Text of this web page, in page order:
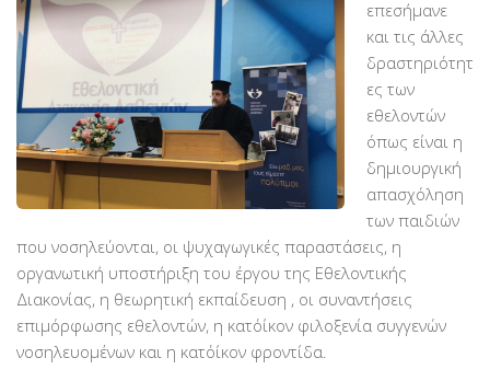
Διακονία Κατ οίκον
Φιλοξενία Κατ οίκον
Συνεργαζόμενοι Φορείς
Εκδηλώσεις
Ανακοινώσεις
Αρχείο Ανακοινώσεων
Δωρητές
Χορηγοί
Χορηγοί Επικοινωνίας
επεσήμανε
και τις άλλες
δραστηριότητ
ες των
εθελοντών
όπως είναι η
δημιουργική
απασχόληση
των παιδιών
που νοσηλεύονται, οι ψυχαγωγικές παραστάσεις, η
οργανωτική υποστήριξη του έργου της Εθελοντικής
Διακονίας, η θεωρητική εκπαίδευση , οι συναντήσεις
επιμόρφωσης εθελοντών, η κατ΄οίκον φιλοξενία συγγενών
νοσηλευομένων και η κατ΄οίκον φροντίδα.